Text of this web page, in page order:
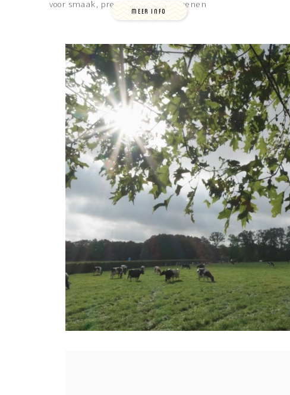
voor smaak, presentaties & seizoenen
MEER INFO